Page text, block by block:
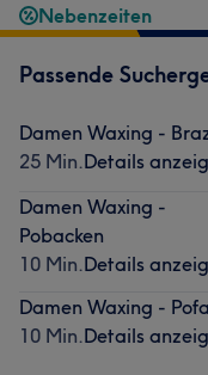
Nebenzeiten
Passende
Damen Waxing -
25 Min.Details
Damen Waxing -
Pobacken
10 Min.Details
Damen Waxing -
10 Min.Details